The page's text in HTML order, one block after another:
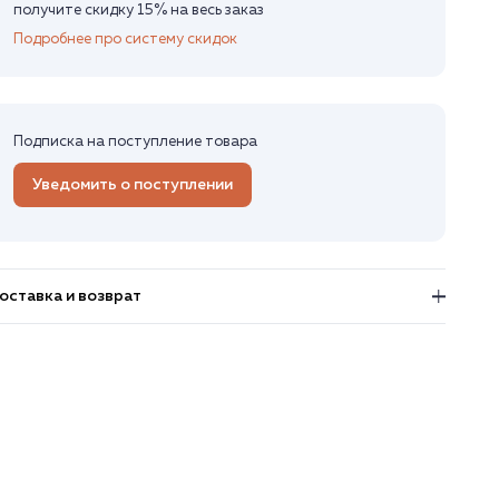
получите скидку 15% на весь заказ
Подробнее про систему скидок
Подписка на поступление товара
Уведомить о поступлении
и возврат